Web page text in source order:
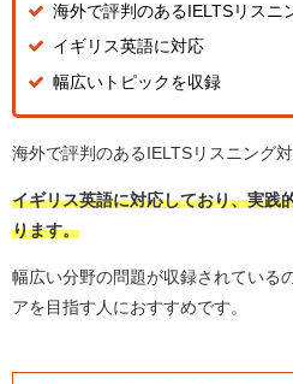
海外で評判のあるIELTSリスニ
イギリス英語に対応
幅広いトピックを収録
海外で評判のあるIELTSリスニング対
イギリス英語に対応しており、実践
ります。
幅広い分野の問題が収録されている
アを目指す人におすすめです。